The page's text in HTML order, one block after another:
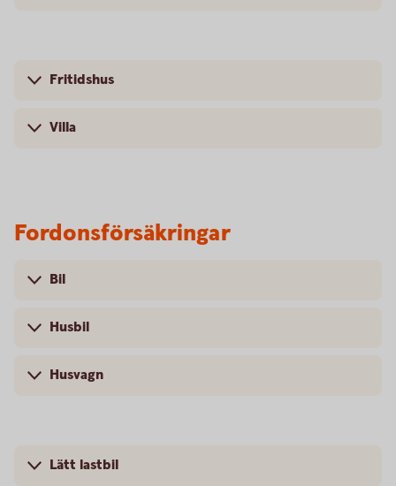
Fritidshus
Villa
Fordonsförsäkringar
Bil
Husbil
Husvagn
Lätt lastbil